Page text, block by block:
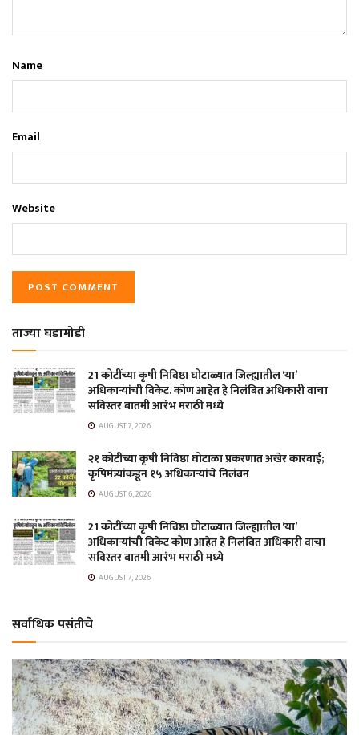
Name
Email
Website
ताज्या घडामोडी
21 कोटींच्या कृषी निविष्ठा घोटाळ्यात जिल्ह्यातील ‘या’
अधिकाऱ्यांची विकेट. कोण आहेत हे निलंबित अधिकारी वाचा
सविस्तर बातमी आरंभ मराठी मध्ये
AUGUST 7, 2026
२१ कोटींच्या कृषी निविष्ठा घोटाळा प्रकरणात अखेर कारवाई;
कृषिमंत्र्यांकडून १५ अधिकाऱ्यांचे निलंबन
AUGUST 6, 2026
21 कोटींच्या कृषी निविष्ठा घोटाळ्यात जिल्ह्यातील ‘या’
अधिकाऱ्यांची विकेट कोण आहेत हे निलंबित अधिकारी वाचा
सविस्तर बातमी आरंभ मराठी मध्ये
AUGUST 7, 2026
सर्वाधिक पसंतीचे